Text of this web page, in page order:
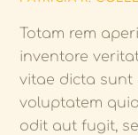
Totam rem
inventore
vitae dicta sunt
voluptatem
odit aut fugit,